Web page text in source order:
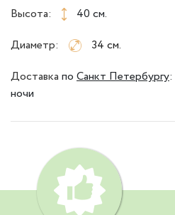
Высота:
40 см.
Диаметр:
34 см.
Доставка по Санкт Петербургу:
ночи